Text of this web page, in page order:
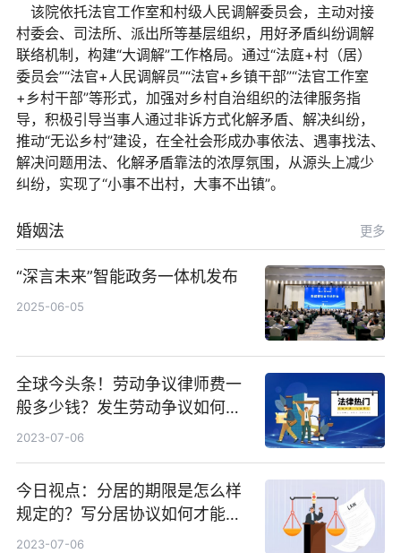
该院依托法官工作室和村级人民调解委员会，主动对接
村委会、司法所、派出所等基层组织，用好矛盾纠纷调解
联络机制，构建“大调解”工作格局。通过“法庭+村（居）
委员会”“法官+人民调解员”“法官+乡镇干部”“法官工作室
+乡村干部”等形式，加强对乡村自治组织的法律服务指
导，积极引导当事人通过非诉方式化解矛盾、解决纠纷，
推动“无讼乡村”建设，在全社会形成办事依法、遇事找法、
解决问题用法、化解矛盾靠法的浓厚氛围，从源头上减少
纠纷，实现了“小事不出村，大事不出镇”。
婚姻法 更多
“深言未来”智能政务一体机发布
2025-06-05
全球今头条！劳动争议律师费一
般多少钱？发生劳动争议如何算
工资？
2023-07-06
今日视点：分居的期限是怎么样
规定的？写分居协议如何才能有
效？
2023-07-06